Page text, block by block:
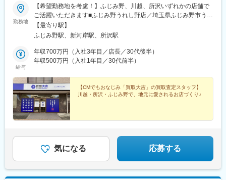
勤務地
【希望勤務地を考慮！】ふじみ野、川越、所沢いずれかの店舗で
ご活躍いただきます■ふじみ野うれし野店／埼玉県ふじみ野市うれ
し野1-1-5■いなげや川越新河岸店／埼玉県川越市大字砂新田89－
1■所沢上安松店／埼玉県所沢市上安松1116－4※入社後2週間程度
越市・所沢市にて新店がオープン予定です※出張買取は埼玉県内の
お客様宅に限ります。※受動喫煙対策：あり
【最寄り駅】
ふじみ野駅、新河岸駅、所沢駅
給与
年収700万円（入社3年目／店長／30代後半）
年収500万円（入社1年目／30代前半）
【CMでもおなじみ「買取大吉」の買取査定スタッフ】
川越・所沢・ふじみ野で、地元に愛されるお店づくり♪
気になる 応募する